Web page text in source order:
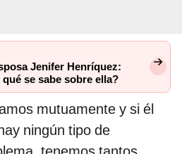
Jenifer Henríquez:
se sabe sobre ella?
mutuamente y si él
ningún tipo de